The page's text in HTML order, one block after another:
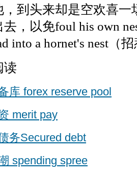
，到头来却是空欢喜
去，以免foul his own
into a hornet's nest（
读
库 forex reserve pool
merit pay
务Secured debt
spending spree